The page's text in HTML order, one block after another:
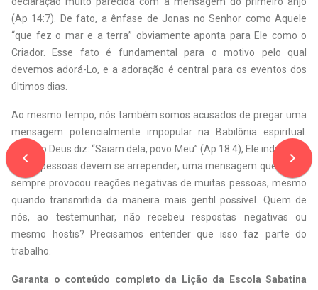
navigate_before
(Ap 14:7). De fato, a ênfase de Jonas no Senhor como Aquele
“que fez o mar e a terra” obviamente aponta para Ele como o
Criador. Esse fato é fundamental para o motivo pelo qual
devemos adorá-Lo, e a adoração é central para os eventos dos
últimos dias.
Ao mesmo tempo, nós também somos acusados de pregar uma
mensagem potencialmente impopular na Babilônia espiritual.
Quando Deus diz: “Saiam dela, povo Meu” (Ap 18:4), Ele indica que
essas pessoas devem se arrepender; uma mensagem que quase
sempre provocou reações negativas de muitas pessoas, mesmo
quando transmitida da maneira mais gentil possível. Quem de
nós, ao testemunhar, não recebeu respostas negativas ou
mesmo hostis? Precisamos entender que isso faz parte do
trabalho.
Garanta o conteúdo completo da Lição da Escola Sabatina
navigate_next